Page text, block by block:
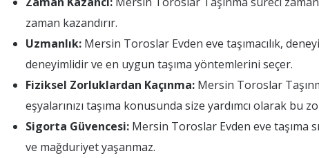
zaman kazandırır.
Uzmanlık: Mersin Toroslar Evden eve taşımacılık,
deneyimlidir ve en uygun taşıma yöntemlerini seçer.
Fiziksel Zorluklardan Kaçınma: Mersin Toroslar
eşyalarınızı taşıma konusunda size yardımcı olarak bu
Sigorta Güvencesi: Mersin Toroslar Evden eve taşıma
ve mağduriyet yaşanmaz.